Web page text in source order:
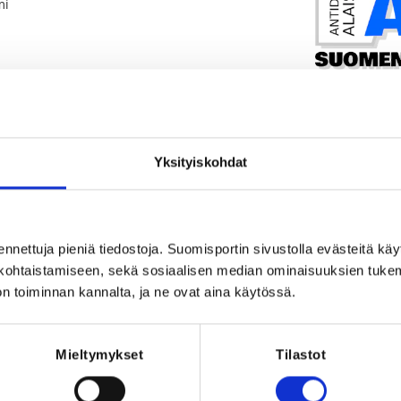
Yksityiskohdat
pieniä tiedostoja. Suomisportin sivustolla evästeitä
sekä sosiaalisen median ominaisuuksien
toiminnan kannalta, ja ne ovat aina käytössä.
Mieltymykset Tilastot
at 23:59
peruuttaa osallistumisensa.
Licence,